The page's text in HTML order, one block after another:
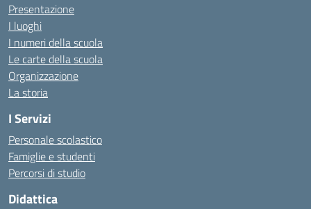
Presentazione
I luoghi
I numeri della scuola
Le carte della scuola
Organizzazione
La storia
I Servizi
Personale scolastico
Famiglie e studenti
Percorsi di studio
Didattica